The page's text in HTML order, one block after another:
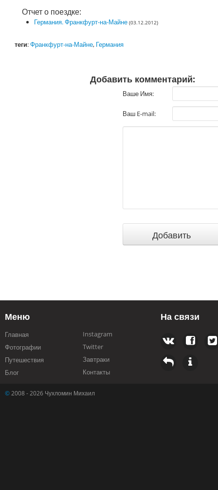
Отчет о поездке:
Германия. Франкфурт-на-Майне (03.12.2012)
теги:Франкфурт-на-Майне, Германия
Добавить комментарий:
Ваше Имя:
Ваш E-mail:
Меню
Главная
Фотографии
Путешествия
Блог
Instagram
Twitter
Завтраки
Контакты
На связи
© 2008 - 2026 Чухломин Михаил